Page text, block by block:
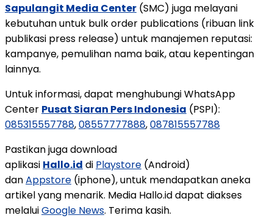
Sapulangit Media Center (SMC) juga melayani
kebutuhan untuk bulk order publications (ribuan link
publikasi press release) untuk manajemen reputasi:
kampanye, pemulihan nama baik, atau kepentingan
lainnya.
Untuk informasi, dapat menghubungi WhatsApp
Center Pusat Siaran Pers Indonesia (PSPI):
085315557788,08557777888,087815557788
Pastikan juga download
aplikasi Hallo.id di Playstore (Android)
danAppstore (iphone), untuk mendapatkan aneka
artikel yang menarik. Media Hallo.id dapat diakses
melaluiGoogle News. Terima kasih.